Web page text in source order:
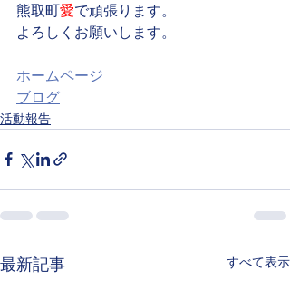
熊取町愛で頑張ります。
よろしくお願いします。
ホームページ
ブログ
活動報告
最新記事 すべて表示